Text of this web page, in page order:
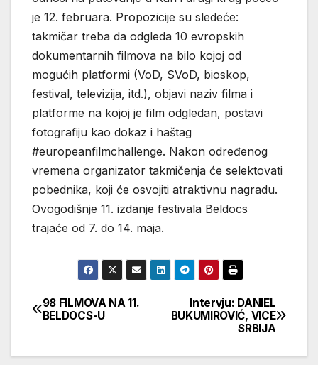
je 12. februara. Propozicije su sledeće:
takmičar treba da odgleda 10 evropskih
dokumentarnih filmova na bilo kojoj od
mogućih platformi (VoD, SVoD, bioskop,
festival, televizija, itd.), objavi naziv filma i
platforme na kojoj je film odgledan, postavi
fotografiju kao dokaz i haštag
#europeanfilmchallenge. Nakon određenog
vremena organizator takmičenja će selektovati
pobednika, koji će osvojiti atraktivnu nagradu.
Ovogodišnje 11. izdanje festivala Beldocs
trajaće od 7. do 14. maja.
Кретање
Intervju: DANIEL
BUKUMIROVIĆ, VICE
SRBIJA
98 FILMOVA NA 11.
BELDOCS-U